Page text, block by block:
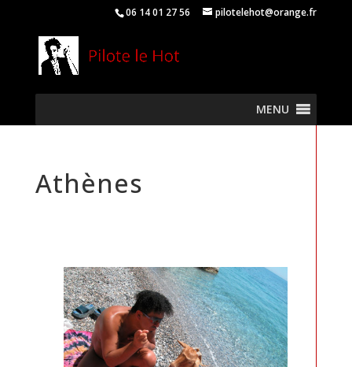
06 14 01 27 56 pilotelehot@orange.fr
MENU
Athènes